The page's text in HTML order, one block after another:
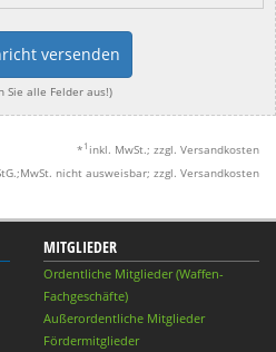
versenden
Sie alle Felder aus!)
* 1 inkl. MwSt.; zzgl. Versandkosten
nicht ausweisbar; zzgl. Versandkosten
MITGLIEDER
Ordentliche Mitglieder (Waffen-
Fachgeschäfte)
Außerordentliche Mitglieder
Fördermitglieder